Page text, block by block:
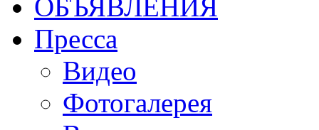
ОБЪЯВЛЕНИЯ
Пресса
Видео
Фотогалерея